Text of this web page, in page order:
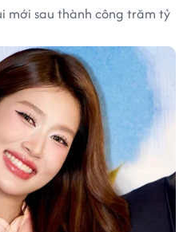
mới sau thành công trăm tỷ